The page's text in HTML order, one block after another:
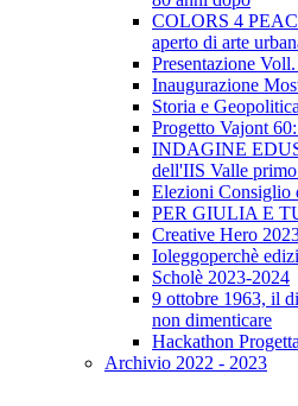
COLORS 4
aperto di arte
Presentazione
Inaugurazione
Storia e
Progetto Vajont
INDAGINE
dell'IIS Valle
Elezioni Consiglio
PER GIULIA E
Creative Hero
Ioleggoperchè
Scholè 2023-2024
9 ottobre 1963, il
non dimenticare
Hackathon
Archivio 2022 - 2023